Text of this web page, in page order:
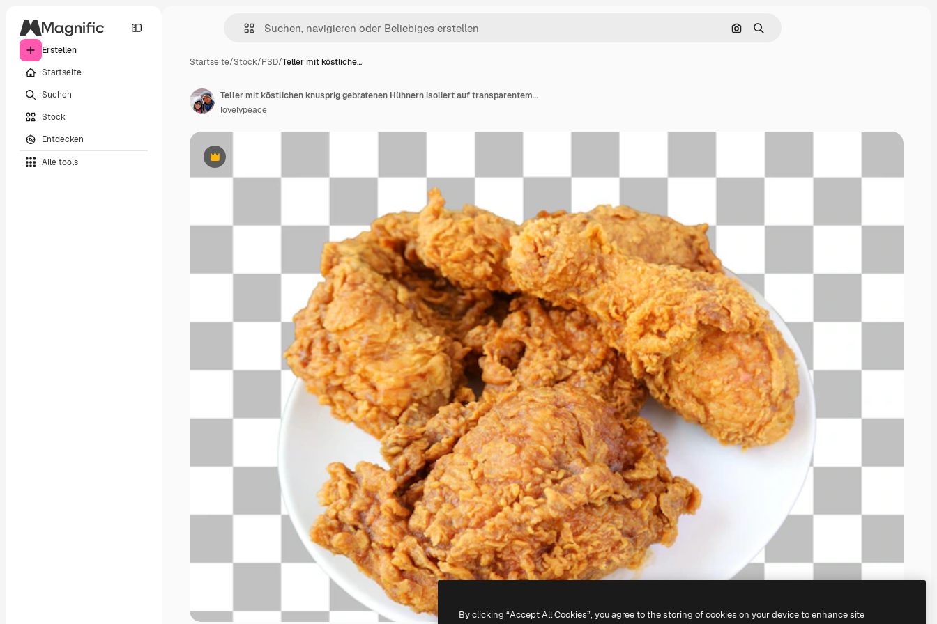
Erstellen
Startseite
Suchen
Stock
Entdecken
Alle tools
Nach Bild suchen
Suchen
Startseite/Stock/PSD/Teller mit köstliche…
Premium
Teller mit köstlichen knusprig gebratenen Hühnern isoliert auf transparentem Hintergrund
lovelypeace
By clicking “Accept All Cookies”, you agree to the storing of cookies on your device to enhance site